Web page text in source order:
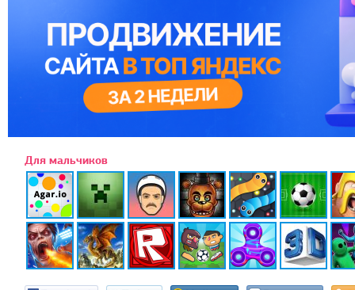
Для мальчиков